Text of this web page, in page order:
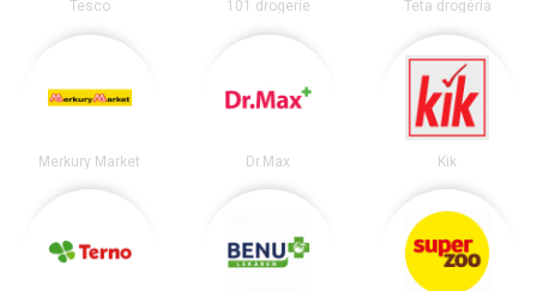
Tesco 101 drogerie Teta drogéria
Merkury Market Dr.Max Kik